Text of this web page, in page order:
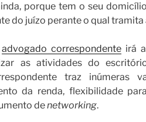
porque tem o seu
do juízo perante o qual tramita
advogado correspondenteirá
as atividades do
traz inúmeras
da renda, flexibilidade
denetworking.